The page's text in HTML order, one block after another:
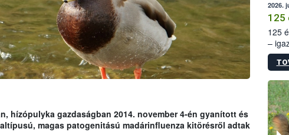
hízópulyka gazdaságban 2014. november 4-én gyanított és
magas patogenitású madárinfluenza kitörésről adtak
2026.
125
125
–
15.